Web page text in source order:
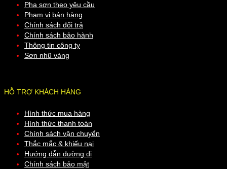
Pha sơn theo yêu cầu
Phạm vi bán hàng
Chính sách đổi trả
Chính sách bảo hành
Thông tin công ty
Sơn nhũ vàng
HỖ TRỢ KHÁCH HÀNG
Hình thức mua hàng
Hình thức thanh toán
Chính sách vận chuyển
Thắc mắc & khiếu nại
Hướng dẫn đường đi
Chính sách bảo mật